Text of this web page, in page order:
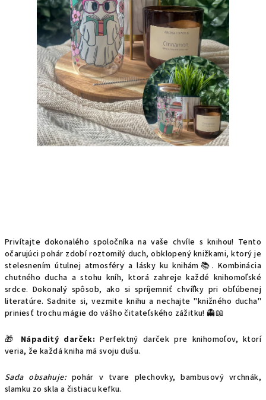
Privítajte dokonalého spoločníka na vaše chvíle s knihou! Tento
očarujúci pohár zdobí roztomilý duch, obklopený knižkami, ktorý je
stelesnením útulnej atmosféry a lásky ku knihám📚. Kombinácia
chutného ducha a stohu kníh, ktorá zahreje každé knihomoľské
srdce. Dokonalý spôsob, ako si spríjemniť chvíľky pri obľúbenej
literatúre. Sadnite si, vezmite knihu a nechajte "knižného ducha"
priniesť trochu mágie do vášho čitateľského zážitku! 👻📖
🎁 Nápaditý darček: Perfektný darček pre knihomoľov, ktorí
veria, že každá kniha má svoju dušu.
Sada obsahuje: pohár v tvare plechovky, bambusový vrchnák,
slamku zo skla a čistiacu kefku.